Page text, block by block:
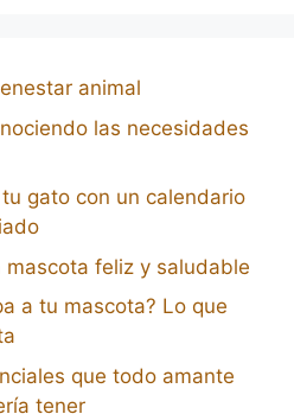
animal
las necesidades
gato con un calendario
mascota feliz y saludable
a tu mascota? Lo que
que todo amante
tener